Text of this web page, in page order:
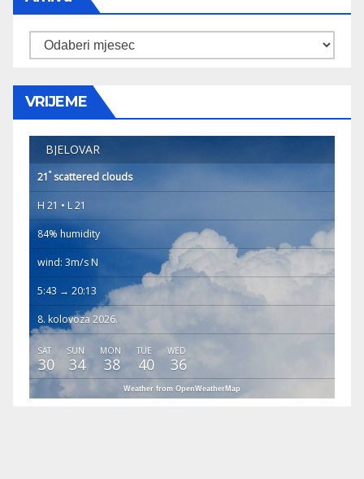
Arhiva
VRIJEME
BJELOVAR
21°scattered clouds
H 21 • L 21
84% humidity
wind: 3m/s N
5:43 → 20:13
8. kolovoza 2026.
SAT
30
SUN
34
MON
38
TUE
40
WED
36
Weather from OpenWeatherMap